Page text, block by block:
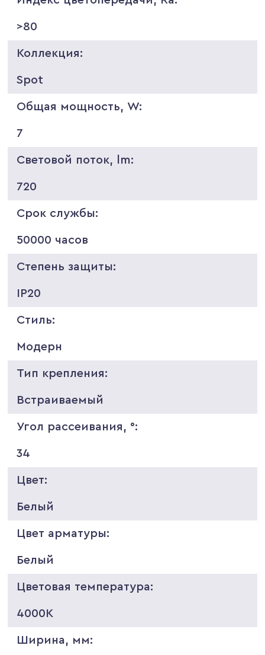
>80
Коллекция:
Spot
Общая мощность, W:
7
Световой поток, lm:
720
Срок службы:
50000 часов
Степень защиты:
IP20
Стиль:
Модерн
Тип крепления:
Встраиваемый
Угол рассеивания, °:
34
Цвет:
Белый
Цвет арматуры:
Белый
Цветовая температура:
4000K
Ширина, мм: